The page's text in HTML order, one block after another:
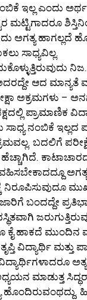
ಎಂದು
ಮಟ್ಟಿಗಾದರೂ
ಅಗತ್ಯ ಹಾಗಲ್ಲದೆ
ಸಾಧ್ಯವಿಲ್ಲ.
ಆದ ಮಾನ್ಯತೆ
ಅಕ್ರಮಗಳು –
ಪ್ರಾಮಾಣಿಕ
ನಂಬಿಕೆ ಇಲ್ಲದ
ಬದಲಿಗೆ
ವಹಿಸಬೇಕಾದದ್ದೂ
ನಿರೂಪಿಸುವುದೂ
ಬಂದದ್ದೇ
ಹಾಕದೆ ಮುಂದಿನ
ವಿದ್ಯಾರ್ಥಿ ಮತ್ತು
ವಿದ್ಯಾರ್ಥಿಗಳಾದರೂ
ಮಾಡುತ್ತ